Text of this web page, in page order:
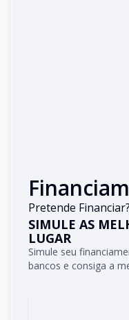
Pretende Financiar?
SIMULE AS
LUGAR
Simule seu
bancos e consiga a